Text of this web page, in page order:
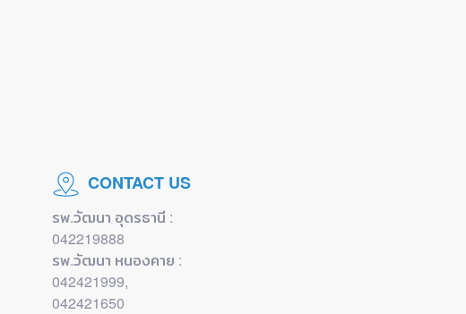
CONTACT US
รพ.วัฒนา อุดรธานี :
042219888
รพ.วัฒนา หนองคาย :
042421999,
042421650